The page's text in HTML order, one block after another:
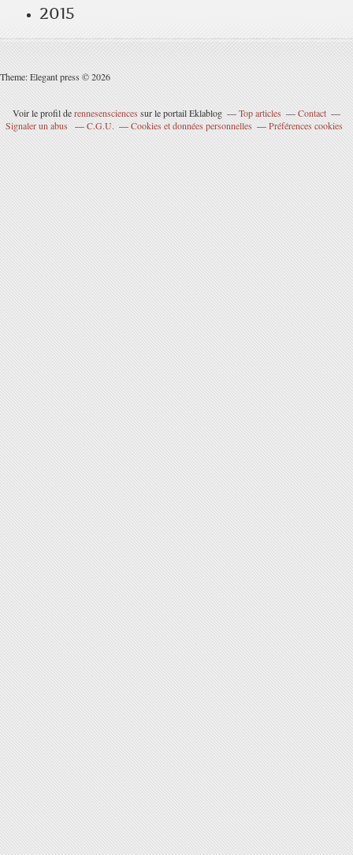
2015
Theme: Elegant press © 2026
Voir le profil derennesensciencessur le portail Eklablog Top articles
Contact
Signaler un abus
C.G.U. Cookies et données personnelles Préférences cookies